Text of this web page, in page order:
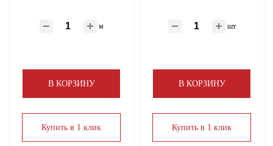
м
В КОРЗИНУ
Купить в 1 клик
шт
В КОРЗИНУ
Купить в 1 клик